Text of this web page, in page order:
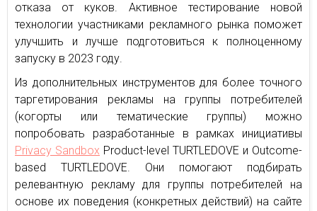
отказа от куков. Активное тестирование новой
технологии участниками рекламного рынка поможет
улучшить и лучше подготовиться к полноценному
запуску в 2023 году.
Из дополнительных инструментов для более точного
таргетирования рекламы на группы потребителей
(когорты или тематические группы) можно
попробовать разработанные в рамках инициативы
Privacy Sandbox Product-level TURTLEDOVE и Outcome-
based TURTLEDOVE. Они помогают подбирать
релевантную рекламу для группы потребителей на
основе их поведения (конкретных действий) на сайте